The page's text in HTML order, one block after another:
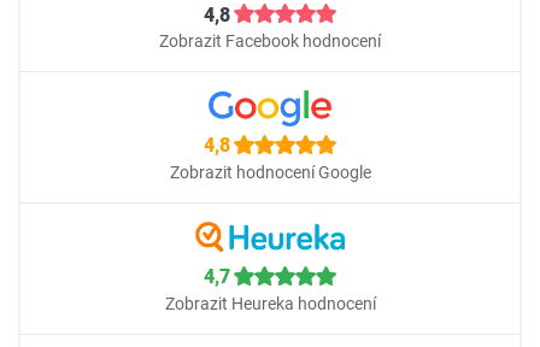
4,8
Zobrazit Facebook hodnocení
4,8
Zobrazit hodnocení Google
4,7
Zobrazit Heureka hodnocení